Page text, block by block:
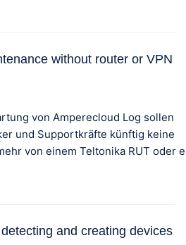
without router or VPN
von Amperecloud Log sollen
und Supportkräfte künftig keine
and creating devices